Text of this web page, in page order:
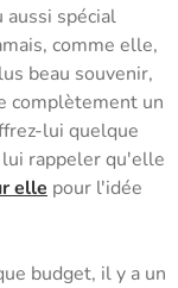
aussi spécial
comme elle,
beau souvenir,
complètement un
lui quelque
rappeler qu'elle
elle pour l'idée
budget, il y a un